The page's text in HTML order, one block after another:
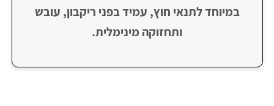
במיוחד לתנאי חוץ, עמיד בפני ריקבון, עובש
ותחזוקה מינימלית.